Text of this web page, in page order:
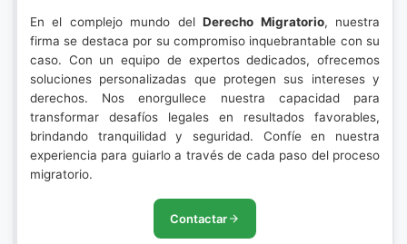
En el complejo mundo delDerecho Migratorio, nuestra
firma se destaca por su compromiso inquebrantable con su
caso. Con un equipo de expertos dedicados, ofrecemos
soluciones personalizadas que protegen sus intereses y
derechos. Nos enorgullece nuestra capacidad para
transformar desafíos legales en resultados favorables,
brindando tranquilidad y seguridad. Confíe en nuestra
experiencia para guiarlo a través de cada paso del proceso
migratorio.
Contactar